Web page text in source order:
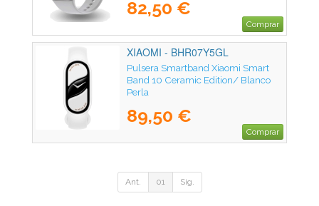
82,50 €
Comprar
XIAOMI - BHR07Y5GL
Pulsera Smartband Xiaomi Smart
Band 10 Ceramic Edition/ Blanco
Perla
89,50 €
Comprar
Ant. 01 Sig.